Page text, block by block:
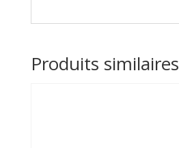
Produits similaires